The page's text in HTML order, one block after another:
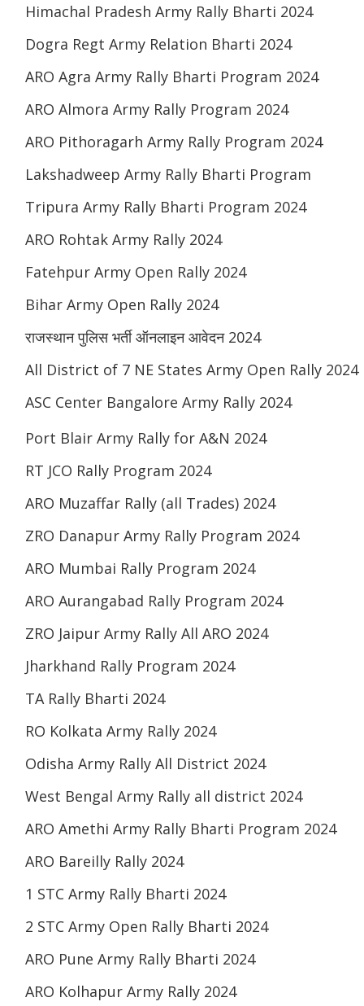
Himachal Pradesh Army Rally Bharti 2024
Dogra Regt Army Relation Bharti 2024
ARO Agra Army Rally Bharti Program 2024
ARO Almora Army Rally Program 2024
ARO Pithoragarh Army Rally Program 2024
Lakshadweep Army Rally Bharti Program
Tripura Army Rally Bharti Program 2024
ARO Rohtak Army Rally 2024
Fatehpur Army Open Rally 2024
Bihar Army Open Rally 2024
राजस्थान पुलिस भर्ती ऑनलाइन आवेदन 2024
All District of 7 NE States Army Open Rally 2024
ASC Center Bangalore Army Rally 2024
Port Blair Army Rally for A&N 2024
RT JCO Rally Program 2024
ARO Muzaffar Rally (all Trades) 2024
ZRO Danapur Army Rally Program 2024
ARO Mumbai Rally Program 2024
ARO Aurangabad Rally Program 2024
ZRO Jaipur Army Rally All ARO 2024
Jharkhand Rally Program 2024
TA Rally Bharti 2024
RO Kolkata Army Rally 2024
Odisha Army Rally All District 2024
West Bengal Army Rally all district 2024
ARO Amethi Army Rally Bharti Program 2024
ARO Bareilly Rally 2024
1 STC Army Rally Bharti 2024
2 STC Army Open Rally Bharti 2024
ARO Pune Army Rally Bharti 2024
ARO Kolhapur Army Rally 2024